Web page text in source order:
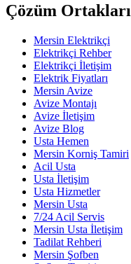
Çözüm Ortakları
Mersin Elektrikçi
Elektrikçi Rehber
Elektrikçi İletişim
Elektrik Fiyatları
Mersin Avize
Avize Montajı
Avize İletişim
Avize Blog
Usta Hemen
Mersin Korniş Tamiri
Acil Usta
Usta İletişim
Usta Hizmetler
Mersin Usta
7/24 Acil Servis
Mersin Usta İletişim
Tadilat Rehberi
Mersin Şofben